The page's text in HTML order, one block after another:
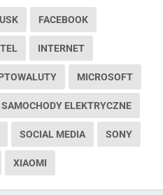
FACEBOOK
INTERNET
MICROSOFT
SAMOCHODY ELEKTRYCZNE
SOCIAL MEDIA SONY
XIAOMI